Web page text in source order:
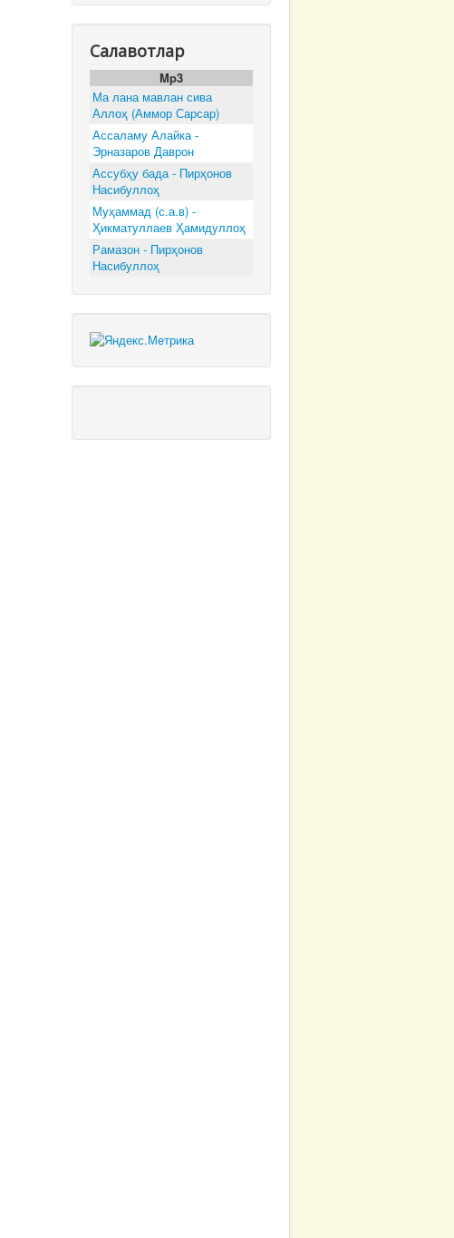
Салавотлар
Mp3
Ма лана мавлан сива
Аллоҳ (Аммор Сарсар)
Ассаламу Алайка -
Эрназаров Даврон
Ассубҳу бада - Пирҳонов
Насибуллоҳ
Муҳаммад (с.а.в) -
Ҳикматуллаев Ҳамидуллоҳ
Рамазон - Пирҳонов
Насибуллоҳ